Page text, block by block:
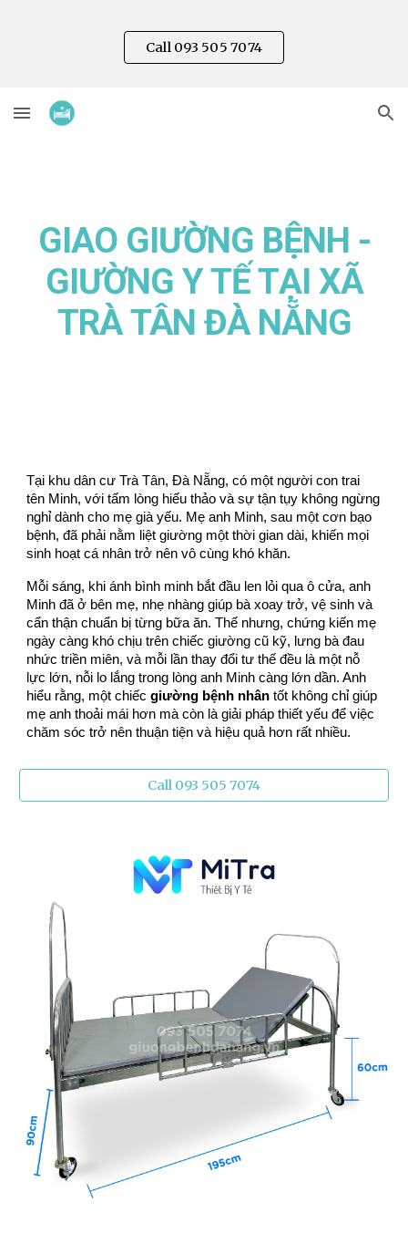
Skip to main content
Skip to navigation
Call 093 505 7074
GIAO GIƯỜNG BỆNH -
GIƯỜNG Y TẾ TẠI XÃ
TRÀTÂN ĐÀ NẴNG
Tại khu dân cư Trà Tân, Đà Nẵng, có một người con trai
tên Minh, với tấm lòng hiếu thảo và sự tận tụy không ngừng
nghỉ dành cho mẹ già yếu. Mẹ anh Minh, sau một cơn bạo
bệnh, đã phải nằm liệt giường một thời gian dài, khiến mọi
sinh hoạt cá nhân trở nên vô cùng khó khăn.
Mỗi sáng, khi ánh bình minh bắt đầu len lỏi qua ô cửa, anh
Minh đã ở bên mẹ, nhẹ nhàng giúp bà xoay trở, vệ sinh và
cẩn thận chuẩn bị từng bữa ăn. Thế nhưng, chứng kiến mẹ
ngày càng khó chịu trên chiếc giường cũ kỹ, lưng bà đau
nhức triền miên, và mỗi lần thay đổi tư thế đều là một nỗ
lực lớn, nỗi lo lắng trong lòng anh Minh càng lớn dần. Anh
hiểu rằng, một chiếcgiường bệnh nhân tốt không chỉ giúp
mẹ anh thoải mái hơn mà còn là giải pháp thiết yếu để việc
chăm sóc trở nên thuận tiện và hiệu quả hơn rất nhiều.
Call 093 505 7074